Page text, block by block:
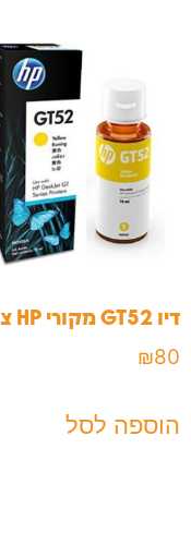
דיו GT52 מקורי HP צהוב
₪80
הוספה לסל